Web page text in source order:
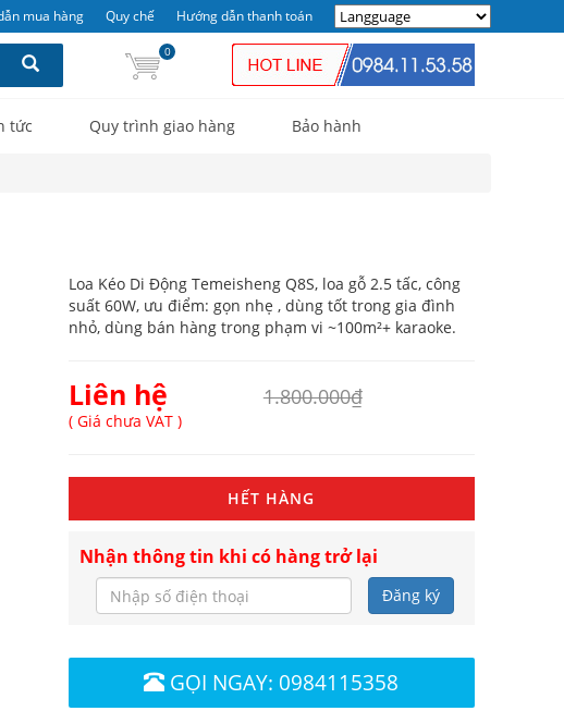
mua hàng Quy chế Hướng dẫn thanh toán
0
tức Quy trình giao hàng Bảo hành
Loa Kéo Di Động Temeisheng Q8S, loa gỗ 2.5 tấc, công
suất 60W, ưu điểm: gọn nhẹ , dùng tốt trong gia đình
nhỏ, dùng bán hàng trong phạm vi ~100m²+ karaoke.
Liên hệ 1.800.000₫
( Giá chưa VAT )
HẾT HÀNG
Nhận thông tin khi có hàng trở lại
Đăng ký
GỌI NGAY: 0984115358